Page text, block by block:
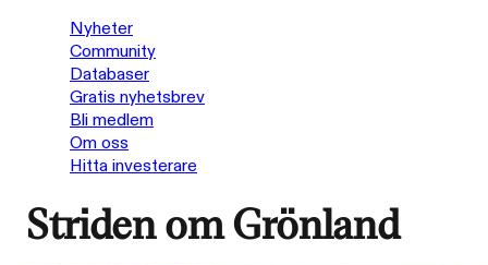
Nyheter
Community
Databaser
Gratis nyhetsbrev
Bli medlem
Om oss
Hitta investerare
Striden om Grönland